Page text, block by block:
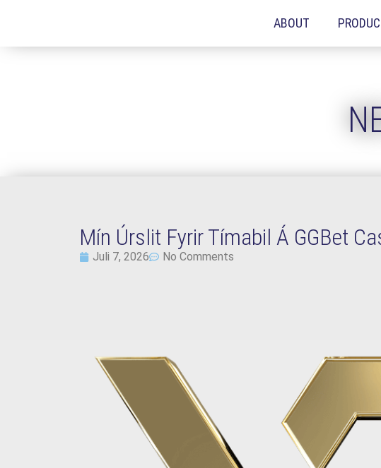
ABOUT
Mín Úrslit Fyrir Tímabil Á GGBet
Juli 7, 2026 No Comments